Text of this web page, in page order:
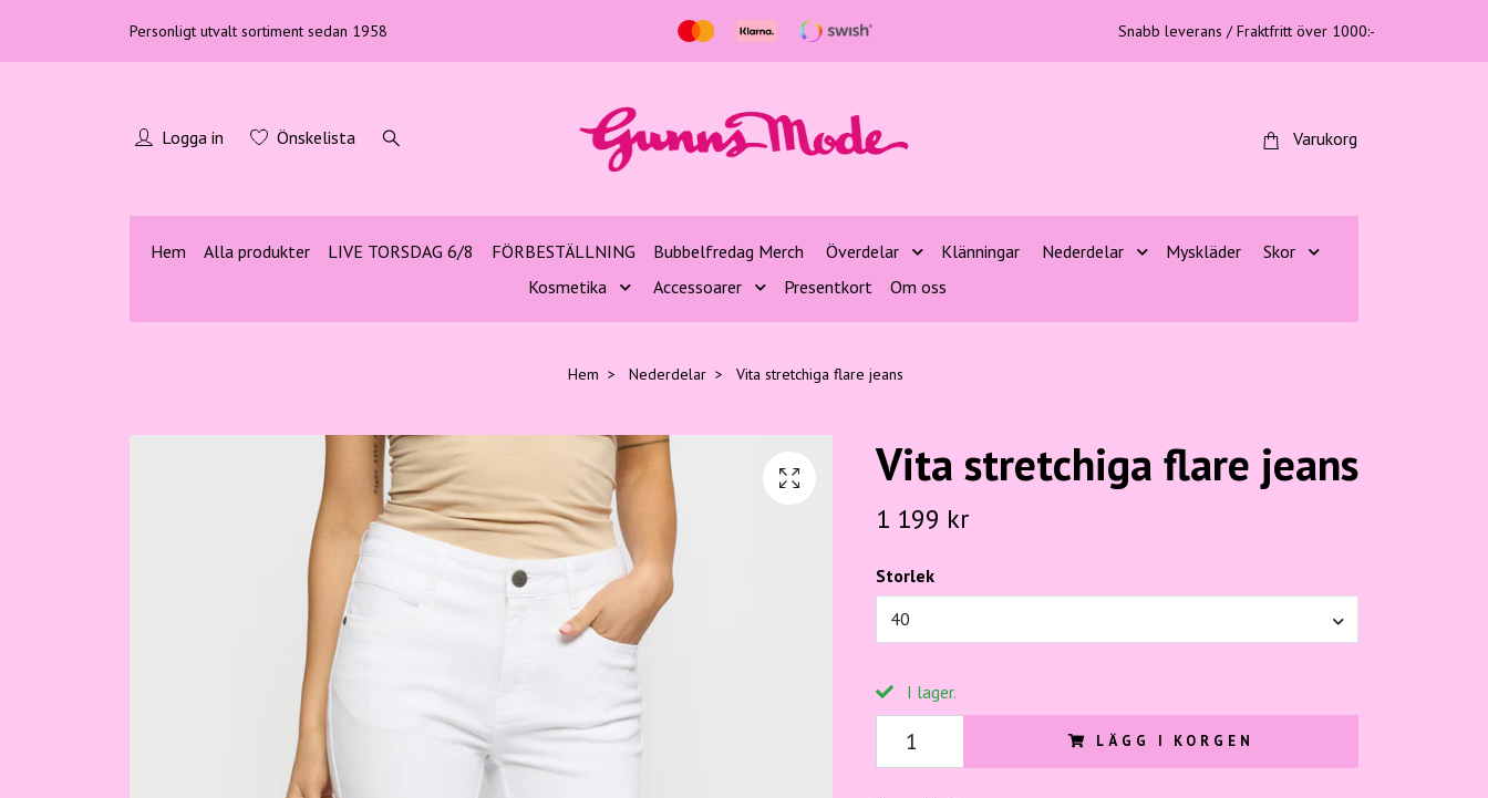
Personligt utvalt sortiment sedan 1958 Snabb leverans / Fraktfritt över 1000:-
Logga in Önskelista Varukorg
Hem Alla produkter LIVE TORSDAG 6/8 FÖRBESTÄLLNING Bubbelfredag Merch Överdelar Klänningar Nederdelar Myskläder
Skor
Kosmetika
Accessoarer Presentkort Om oss
Hem Nederdelar Vita stretchiga flare jeans
Vita stretchiga flare jeans
1 199 kr
Storlek
40
I lager.
LÄGG I KORGEN